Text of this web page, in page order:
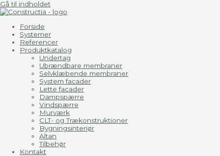
Gå til indholdet
Forside
Systemer
Referencer
Produktkatalog
Undertag
Ubrændbare membraner
Selvklæbende membraner
System facader
Lette facader
Dampspærre
Vindspærre
Murværk
CLT- og Trækonstruktioner
Bygningsinteriør
Altan
Tilbehør
Kontakt